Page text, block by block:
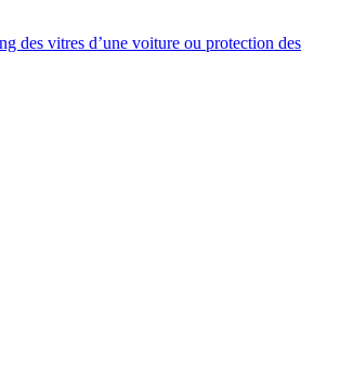
des vitres d’une voiture ou protection des